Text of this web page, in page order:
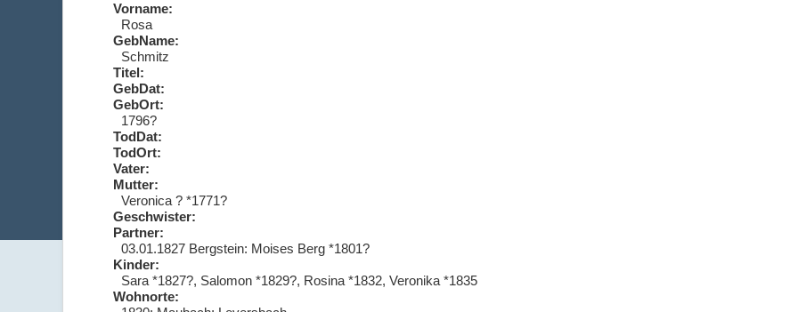
Vorname:
Rosa
GebName:
Schmitz
Titel:
GebDat:
GebOrt:
1796?
TodDat:
TodOrt:
Vater:
Mutter:
Veronica ? *1771?
Geschwister:
Partner:
03.01.1827 Bergstein: Moises Berg *1801?
Kinder:
Sara *1827?, Salomon *1829?, Rosina *1832, Veronika *1835
Wohnorte: